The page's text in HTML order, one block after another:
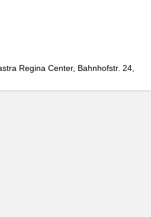
Regina Center, Bahnhofstr. 24,